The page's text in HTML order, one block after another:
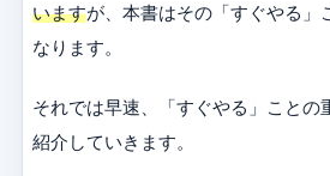
いますが、本書はその「すぐやる」
なります。
それでは早速、「すぐやる」ことの
紹介していきます。